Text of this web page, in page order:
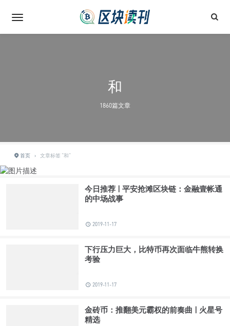
和
1860篇文章
首页 › 文章标签 "和"
今日推荐 | 平安抢滩区块链：金融壹帐通
的中场战事
2019-11-17
下行压力巨大，比特币再次面临牛熊转换
考验
2019-11-17
金砖币：推翻美元霸权的前奏曲 | 火星号
精选